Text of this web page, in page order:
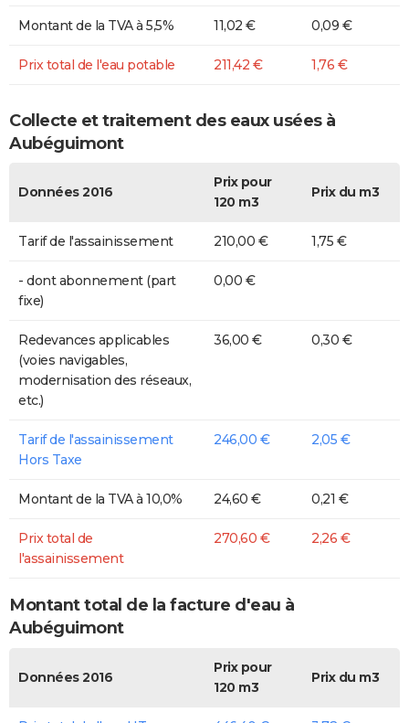
Montant de la TVA à 5,5% 11,02 € 0,09 €
Prix total de l'eau potable 211,42 € 1,76 €
Collecte et traitement des eaux usées à
Aubéguimont
Données 2016
Prix pour
120 m3
Prix du m3
Tarif de l'assainissement 210,00 € 1,75 €
- dont abonnement (part
fixe)
0,00 €
Redevances applicables
(voies navigables,
modernisation des réseaux,
etc.)
36,00 € 0,30 €
Tarif de l'assainissement
Hors Taxe
246,00 € 2,05 €
Montant de la TVA à 10,0% 24,60 € 0,21 €
Prix total de
l'assainissement
270,60 € 2,26 €
Montant total de la facture d'eau à
Aubéguimont
Données 2016
Prix pour
120 m3
Prix du m3